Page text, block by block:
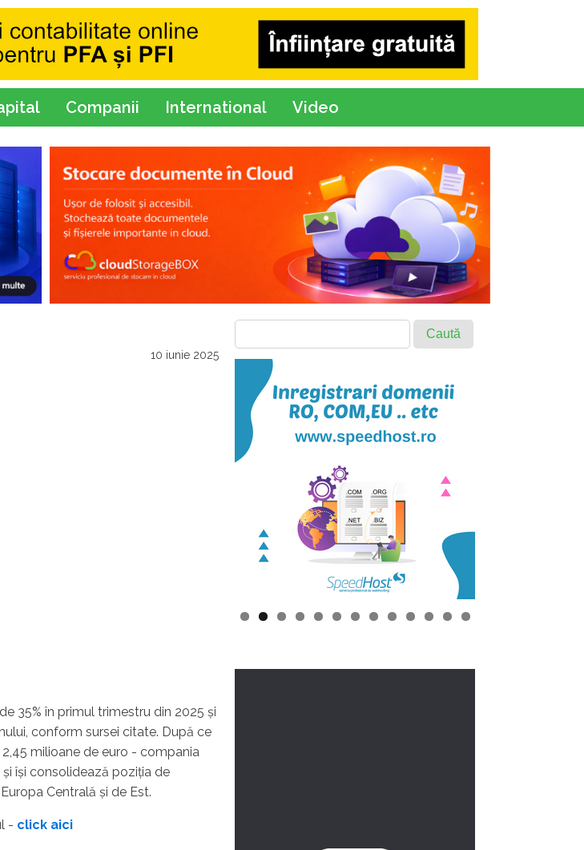
Companii International Video
10 iunie 2025
35% în primul trimestru din 2025 şi
conform sursei citate. După ce
milioane de euro - compania
îşi consolidează poziţia de
Centrală şi de Est.
- click aici